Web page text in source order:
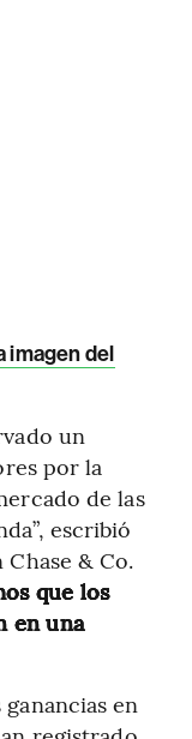
imagen del
un
por la
de las
escribió
Chase & Co.
que los
en una
en